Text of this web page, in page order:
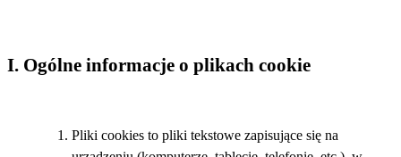
I. Ogólne informacje o plikach cookie
Pliki cookies to pliki tekstowe zapisujące się na